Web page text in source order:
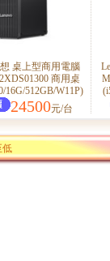
桌上型商用電腦
商用桌
16G/512GB/W11P)
24500元/台
低